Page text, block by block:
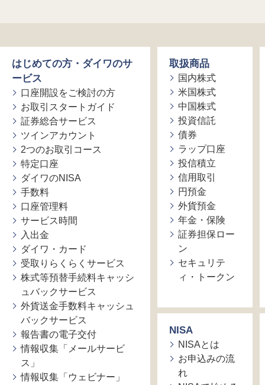
はじめての方・ダイワのサ
ービス
口座開設をご検討の方
お取引スタートガイド
証券総合サービス
ツインアカウント
2つのお取引コース
特定口座
ダイワのNISA
手数料
口座管理料
サービス時間
入出金
ダイワ・カード
受取りらくらくサービス
株式等預替手続料キャッシ
ュバックサービス
外貨送金手数料キャッシュ
バックサービス
報告書の電子交付
情報収集「メールサービ
ス」
情報収集「ウェビナー」
取扱商品
国内株式
米国株式
中国株式
投資信託
債券
ラップ口座
投信積立
信用取引
円預金
外貨預金
年金・保険
証券担保ロー
ン
セキュリテ
ィ・トークン
NISA
NISAとは
お申込みの流
れ